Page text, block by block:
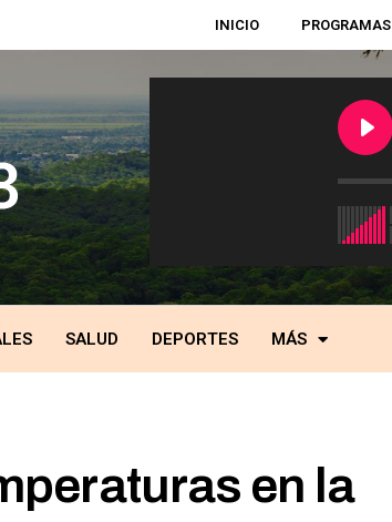
INICIO PROGRAMAS
SALUD DEPORTES MÁS
en la